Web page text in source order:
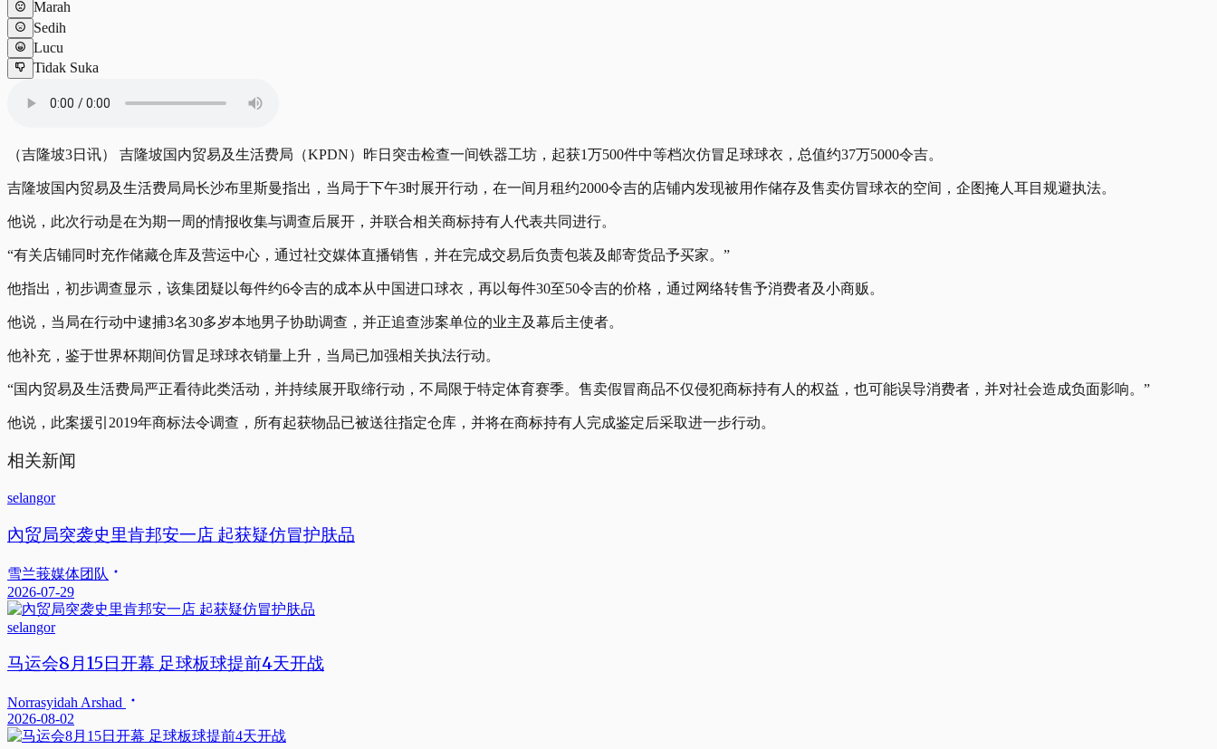
Marah
Sedih
Lucu
Tidak Suka
（吉隆坡3日讯） 吉隆坡国内贸易及生活费局（KPDN）昨日突击检查一间铁器工坊，起获1万500件中等档次仿冒足球球衣，总值约37万5000令吉。
吉隆坡国内贸易及生活费局局长沙布里斯曼指出，当局于下午3时展开行动，在一间月租约2000令吉的店铺内发现被用作储存及售卖仿冒球衣的空间，企图掩人耳目规避执法。
他说，此次行动是在为期一周的情报收集与调查后展开，并联合相关商标持有人代表共同进行。
“有关店铺同时充作储藏仓库及营运中心，通过社交媒体直播销售，并在完成交易后负责包装及邮寄货品予买家。”
他指出，初步调查显示，该集团疑以每件约6令吉的成本从中国进口球衣，再以每件30至50令吉的价格，通过网络转售予消费者及小商贩。
他说，当局在行动中逮捕3名30多岁本地男子协助调查，并正追查涉案单位的业主及幕后主使者。
他补充，鉴于世界杯期间仿冒足球球衣销量上升，当局已加强相关执法行动。
“国内贸易及生活费局严正看待此类活动，并持续展开取缔行动，不局限于特定体育赛季。售卖假冒商品不仅侵犯商标持有人的权益，也可能误导消费者，并对社会造成负面影响。”
他说，此案援引2019年商标法令调查，所有起获物品已被送往指定仓库，并将在商标持有人完成鉴定后采取进一步行动。
相关新闻
selangor
內贸局突袭史里肯邦安一店 起获疑仿冒护肤品
雪兰莪媒体团队
2026-07-29
selangor
马运会8月15日开幕 足球板球提前4天开战
Norrasyidah Arshad
2026-08-02